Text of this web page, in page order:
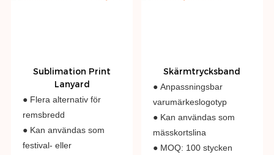
Sublimation Print
Lanyard
● Flera alternativ för
remsbredd
● Kan användas som
festival- eller
Skärmtrycksband
● Anpassningsbar
varumärkeslogotyp
● Kan användas som
mässkortslina
● MOQ: 100 stycken